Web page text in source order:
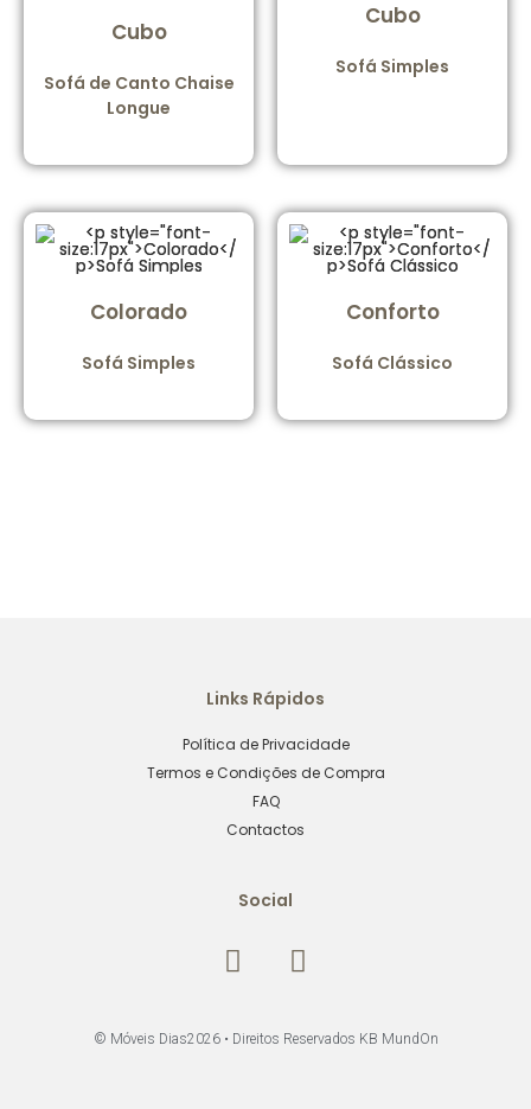
Cubo
Sofá de Canto Chaise
Longue
Cubo
Sofá Simples
Colorado
Sofá Simples
Conforto
Sofá Clássico
Links Rápidos
Política de Privacidade
Termos e Condições de Compra
FAQ
Contactos
Social
© Móveis Dias2026 • Direitos Reservados KB MundOn